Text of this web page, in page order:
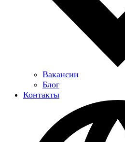
Вакансии
Блог
Контакты